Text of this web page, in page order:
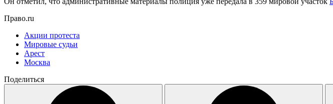
Право.ru
Акции протеста
Мировые судьи
Арест
Москва
Поделиться